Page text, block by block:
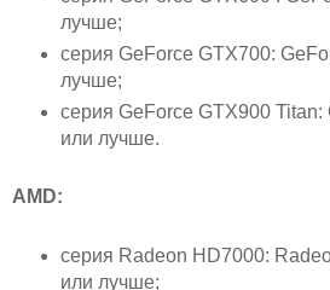
лучше;
серия GeForce GTX700:
лучше;
серия GeForce GTX900 Titan:
или лучше.
AMD:
серия Radeon HD7000:
или лучше;